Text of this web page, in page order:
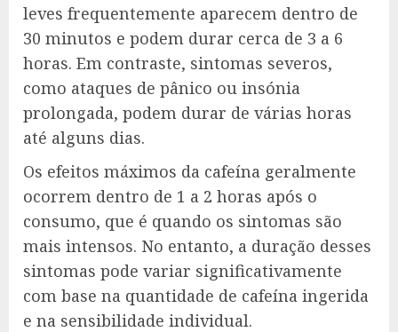
leves frequentemente aparecem dentro de
30 minutos e podem durar cerca de 3 a 6
horas. Em contraste, sintomas severos,
como ataques de pânico ou insónia
prolongada, podem durar de várias horas
até alguns dias.
Os efeitos máximos da cafeína geralmente
ocorrem dentro de 1 a 2 horas após o
consumo, que é quando os sintomas são
mais intensos. No entanto, a duração desses
sintomas pode variar significativamente
com base na quantidade de cafeína ingerida
e na sensibilidade individual.